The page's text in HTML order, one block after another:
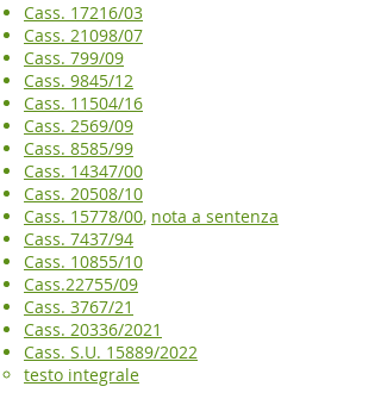
Cass. 17216/03
Cass. 21098/07
Cass. 799/09
Cass. 9845/12
Cass. 11504/16
Cass. 2569/09
Cass. 8585/99
Cass. 14347/00
Cass. 20508/10
Cass. 15778/00, nota a sentenza
Cass. 7437/94
Cass. 10855/10
Cass.22755/09
Cass. 3767/21
Cass. 20336/2021
Cass. S.U. 15889/2022
testo integrale